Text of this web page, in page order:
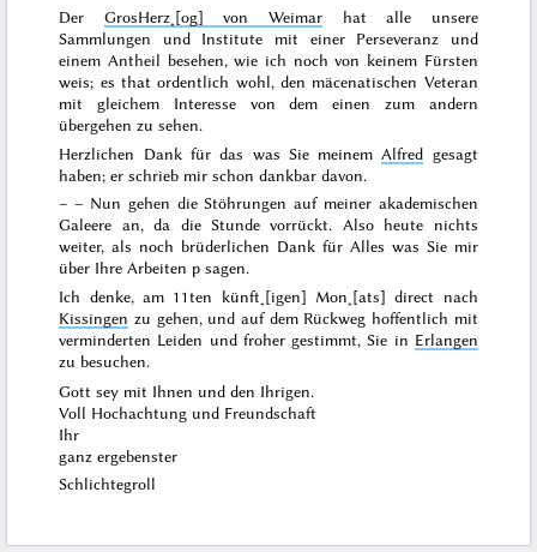
Der GrosHerz˖[og] von Weimar hat alle unsere
Sammlungen und Institute mit einer Perseveranz und
einem Antheil besehen, wie ich noch von keinem Fürsten
weis; es that ordentlich wohl, den mäcenatischen Veteran
mit gleichem Interesse von dem einen zum andern
übergehen zu sehen.
Herzlichen Dank für das was Sie meinemAlfred gesagt
haben; er schrieb mir schon dankbar davon.
– – Nun gehen die Stöhrungen auf meiner akademischen
Galeere an, da die Stunde vorrückt. Also heute nichts
weiter, als noch brüderlichen Dank für Alles was Sie mir
über Ihre Arbeiten p sagen.
Ich denke, am 11ten künft˖[igen] Mon˖[ats] direct nach
Kissingen zu gehen, und auf dem Rückweg hoffentlich mit
verminderten Leiden und froher gestimmt, Sie in Erlangen
zu besuchen.
Gott sey mit Ihnen und den Ihrigen.
Voll Hochachtung und Freundschaft
Ihr
ganz ergebenster
Schlichtegroll